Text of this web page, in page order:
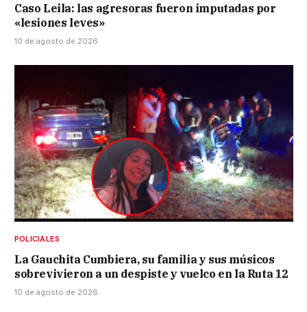
Caso Leila: las agresoras fueron imputadas por
«lesiones leves»
10 de agosto de 2026
POLICIALES
La Gauchita Cumbiera, su familia y sus músicos
sobrevivieron a un despiste y vuelco en la Ruta 12
10 de agosto de 2026